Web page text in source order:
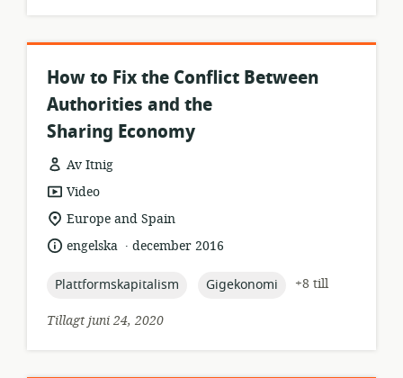
How to Fix the Conflict Between
Authorities and the
Sharing Economy
Av Itnig
resursformat:
Video
relevant
plats:
Europe and Spain
språk:engelska .
publiceringsdatum:
december 2016
topic:
Plattformskapitalism topic:
Gigekonomi
+8 till
Tillagt juni 24, 2020